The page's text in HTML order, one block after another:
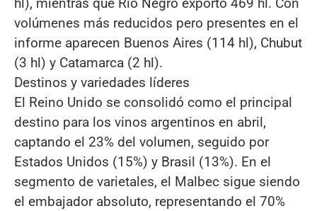
hl), mientras que Río Negro exportó 469 hl. Con
volúmenes más reducidos pero presentes en el
informe aparecen Buenos Aires (114 hl), Chubut
(3 hl) y Catamarca (2 hl).
Destinos y variedades líderes
El Reino Unido se consolidó como el principal
destino para los vinos argentinos en abril,
captando el 23% del volumen, seguido por
Estados Unidos (15%) y Brasil (13%). En el
segmento de varietales, el Malbec sigue siendo
el embajador absoluto, representando el 70%